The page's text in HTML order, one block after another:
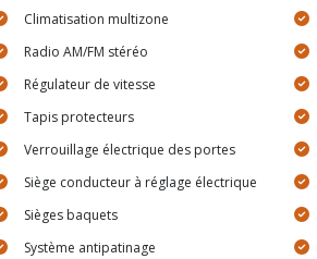
Climatisation multizone
Radio AM/FM stéréo
Régulateur de vitesse
Tapis protecteurs
Verrouillage électrique des portes
Siège conducteur à réglage électrique
Sièges baquets
Système antipatinage